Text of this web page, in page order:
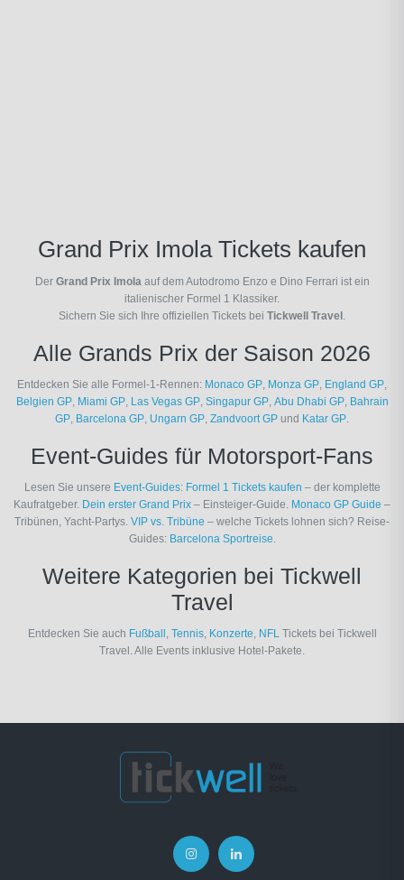
Grand Prix Imola Tickets kaufen
Der Grand Prix Imola auf dem Autodromo Enzo e Dino Ferrari ist ein
italienischer Formel 1 Klassiker.
Sichern Sie sich Ihre offiziellen Tickets bei Tickwell Travel
Alle Grands Prix der Saison 2026
Entdecken Sie alle Formel-1-Rennen: Monaco GP Monza GP England GP
Belgien GP, Miami GP, Las Vegas GP, Singapur GP, Abu Dhabi GP, Bahrain
GP Barcelona GP Ungarn GP Zandvoort GP und Katar GP
Event-Guides für Motorsport-Fans
Lesen Sie unsere Event-Guides: Formel 1 Tickets kaufen – der komplette
Kaufratgeber. Dein erster Grand Prix – Einsteiger-Guide. Monaco GP Guide –
Tribünen, Yacht-Partys. VIP vs. Tribüne – welche Tickets lohnen sich? Reise-
Guides: Barcelona Sportreise
Weitere Kategorien bei Tickwell
Travel
Entdecken Sie auch Fußball Tennis, Konzerte NFL Tickets bei Tickwell
Travel. Alle Events inklusive Hotel-Pakete.